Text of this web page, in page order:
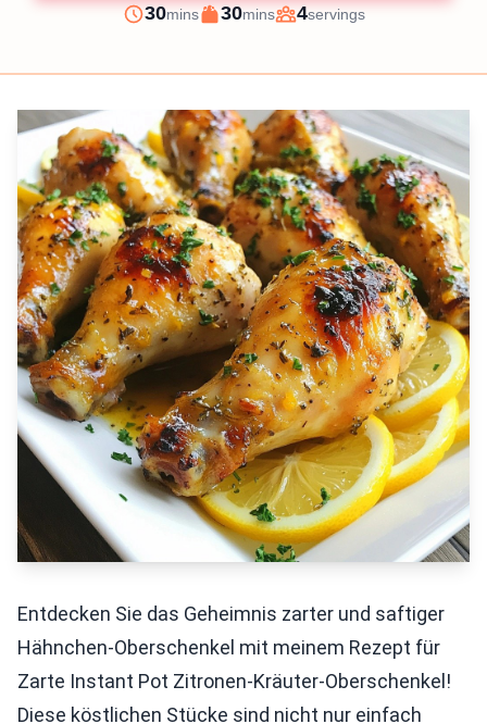
Prep
30minutes
mins
Cook
30minutes
mins
Servings
4servings
Entdecken Sie das Geheimnis zarter und saftiger
Hähnchen-Oberschenkel mit meinem Rezept für
Zarte Instant Pot Zitronen-Kräuter-Oberschenkel!
Diese köstlichen Stücke sind nicht nur einfach